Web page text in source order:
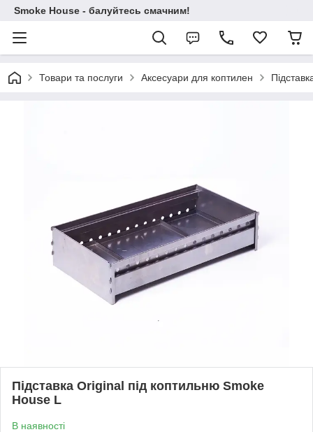
Smoke House - балуйтесь смачним!
Товари та послуги Аксесуари для коптилен
Підставка Original під коптильню Smoke
House L
В наявності